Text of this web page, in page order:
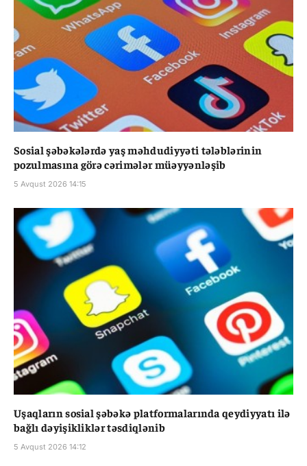
Sosial şəbəkələrdə yaş məhdudiyyəti tələblərinin
pozulmasına görə cərimələr müəyyənləşib
5 Avqust 2026 14:15
Uşaqların sosial şəbəkə platformalarında qeydiyyatı ilə
bağlı dəyişikliklər təsdiqlənib
5 Avqust 2026 14:12